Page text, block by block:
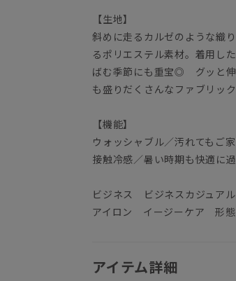
【生地】
斜めに走るカルゼのような織
るポリエステル素材。着用し
ばむ季節にも重宝◎ グッと伸
も盛りだくさんなファブリック
【機能】
ウォッシャブル／汚れてもご
接触冷感／暑い時期も快適に
ビジネス ビジネスカジュア
アイロン イージーケア 形態
アイテム詳細